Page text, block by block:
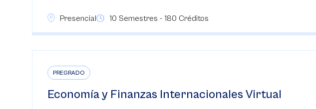
Presencial 10 Semestres - 180 Créditos
PREGRADO
Economía y Finanzas Internacionales Virtual